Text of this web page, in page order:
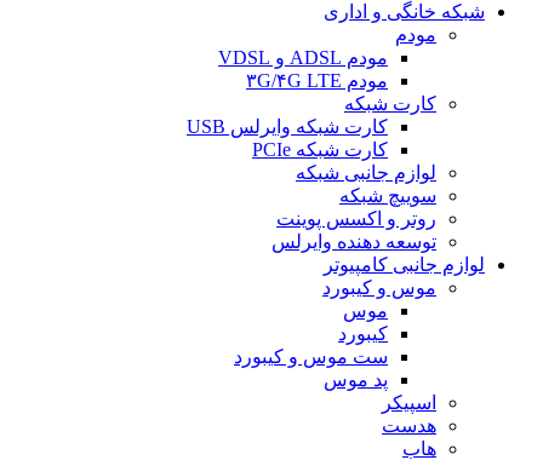
شبکه خانگی و اداری
مودم
مودم ADSL و VDSL
مودم ۳G/۴G LTE
کارت شبکه
کارت شبکه وایرلس USB
کارت شبکه PCIe
لوازم جانبی شبکه
سوییچ شبکه
روتر و اکسس پوینت
توسعه دهنده وایرلس
لوازم جانبی کامپیوتر
موس و کیبورد
موس
کیبورد
ست موس و کیبورد
پد موس
اسپیکر
هدست
هاب